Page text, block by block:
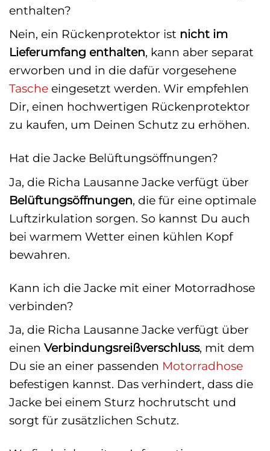
enthalten?
Nein, ein Rückenprotektor ist nicht im
Lieferumfang enthalten, kann aber separat
erworben und in die dafür vorgesehene
Tasche eingesetzt werden. Wir empfehlen
Dir, einen hochwertigen Rückenprotektor
zu kaufen, um Deinen Schutz zu erhöhen.
Hat die Jacke Belüftungsöffnungen?
Ja, die Richa Lausanne Jacke verfügt über
Belüftungsöffnungen, die für eine optimale
Luftzirkulation sorgen. So kannst Du auch
bei warmem Wetter einen kühlen Kopf
bewahren.
Kann ich die Jacke mit einer Motorradhose
verbinden?
Ja, die Richa Lausanne Jacke verfügt über
einen Verbindungsreißverschluss, mit dem
Du sie an einer passenden Motorradhose
befestigen kannst. Das verhindert, dass die
Jacke bei einem Sturz hochrutscht und
sorgt für zusätzlichen Schutz.